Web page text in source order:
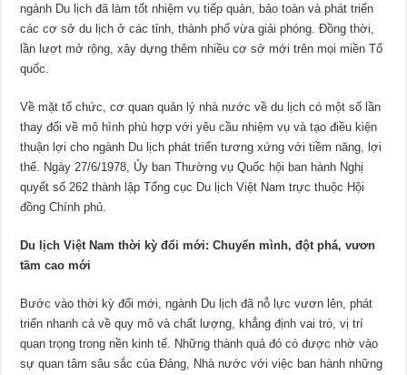
ngành Du lịch đã làm tốt nhiệm vụ tiếp quản, bảo toàn và phát triển
các cơ sở du lịch ở các tỉnh, thành phố vừa giải phóng. Đồng thời,
lần lượt mở rộng, xây dựng thêm nhiều cơ sở mới trên mọi miền Tổ
quốc.
Về mặt tổ chức, cơ quan quản lý nhà nước về du lịch có một số lần
thay đổi về mô hình phù hợp với yêu cầu nhiệm vụ và tạo điều kiện
thuận lợi cho ngành Du lịch phát triển tương xứng với tiềm năng, lợi
thế. Ngày 27/6/1978, Ủy ban Thường vụ Quốc hội ban hành Nghị
quyết số 262 thành lập Tổng cục Du lịch Việt Nam trực thuộc Hội
đồng Chính phủ.
Du lịch Việt Nam thời kỳ đổi mới: Chuyển mình, đột phá, vươn
tầm cao mới
Bước vào thời kỳ đổi mới, ngành Du lịch đã nỗ lực vươn lên, phát
triển nhanh cả về quy mô và chất lượng, khẳng định vai trò, vị trí
quan trọng trong nền kinh tế. Những thành quả đó có được nhờ vào
sự quan tâm sâu sắc của Đảng, Nhà nước với việc ban hành những